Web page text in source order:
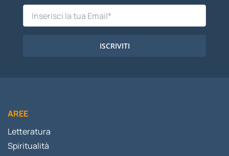
ISCRIVITI
AREE
Letteratura
Spiritualità